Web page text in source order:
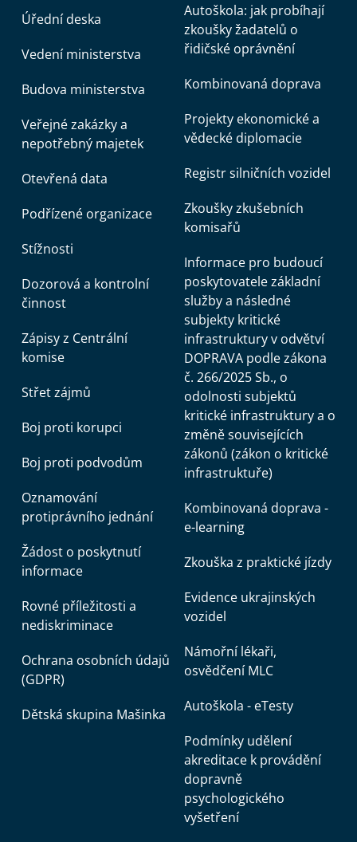
Úřední deska
Vedení ministerstva
Budova ministerstva
Veřejné zakázky a
nepotřebný majetek
Otevřená data
Podřízené organizace
Stížnosti
Dozorová a kontrolní
činnost
Zápisy z Centrální
komise
Střet zájmů
Boj proti korupci
Boj proti podvodům
Oznamování
protiprávního jednání
Žádost o poskytnutí
informace
Rovné příležitosti a
nediskriminace
Ochrana osobních údajů
(GDPR)
Dětská skupina Mašinka
Autoškola: jak probíhají
zkoušky žadatelů o
řidičské oprávnění
Kombinovaná doprava
Projekty ekonomické a
vědecké diplomacie
Registr silničních vozidel
Zkoušky zkušebních
komisařů
Informace pro budoucí
poskytovatele základní
služby a následné
subjekty kritické
infrastruktury v odvětví
DOPRAVA podle zákona
č. 266/2025 Sb., o
odolnosti subjektů
kritické infrastruktury a o
změně souvisejících
zákonů (zákon o kritické
infrastruktuře)
Kombinovaná doprava -
e-learning
Zkouška z praktické jízdy
Evidence ukrajinských
vozidel
Námořní lékaři,
osvědčení MLC
Autoškola - eTesty
Podmínky udělení
akreditace k provádění
dopravně
psychologického
vyšetření